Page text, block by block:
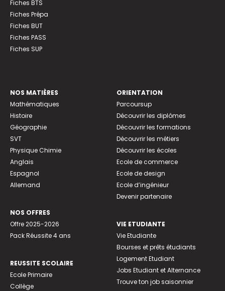
Fiches BTS
Fiches Prépa
Fiches BUT
Fiches PASS
Fiches SUP
NOS MATIÈRES
Mathématiques
Histoire
Géographie
SVT
Physique Chimie
Anglais
Espagnol
Allemand
NOS OFFRES
Offre 2025-2026
Pack Réussite 4 ans
REUSSITE SCOLAIRE
Ecole Primaire
Collège
ORIENTATION
Parcoursup
Découvrir les diplômes
Découvrir les formations
Découvrir les métiers
Découvrir les écoles
Ecole de commerce
Ecole de design
Ecole d’ingénieur
Devenir partenaire
VIE ETUDIANTE
Vie Etudiante
Bourses et prêts étudiants
Logement Etudiant
Jobs Etudiant et Alternance
Trouve ton job saisonnier